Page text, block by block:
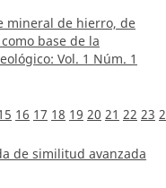
mineral de hierro, de
base de la
Vol. 1 Núm. 1
16 17 18 19 20 21 22 23
de similitud avanzada